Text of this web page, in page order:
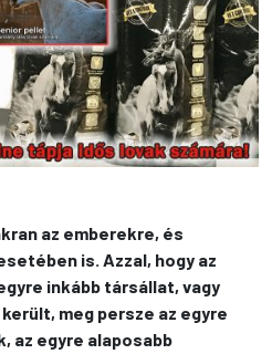
az emberekre, és
is. Azzal, hogy az
inkább társállat, vagy
meg persze az egyre
az egyre alaposabb